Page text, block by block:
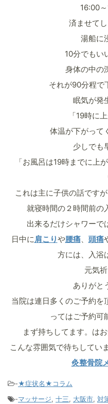
16:00
済ませてし
湯船に
10分でもい
身体の中の
それが90分程で
眠気が発
「19時に
体温が下がって
少しでも
「お風呂は19時までに上
これは主に子供の話です
就寝時間の２時間前の
出来るだけシャワーで
日中に肩こりや腰痛、 頭痛
方には、入浴
元気祈
ありがと
当院は連日多くのご予約を
ってはご予約可
まず持ちしてます。は
こんな雰囲気で待ちしてい
灸整骨院
-★症状名★コラム
-マッサージ, 十三, 大阪市, 対